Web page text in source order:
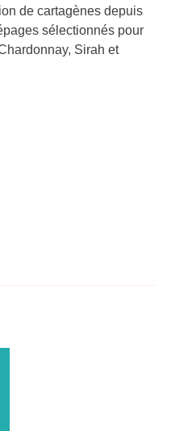
de cartagènes depuis
sélectionnés pour
Sirah et